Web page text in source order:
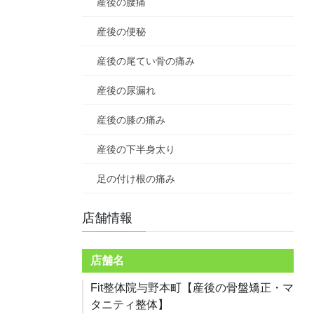
産後の便秘
産後の尾てい骨の痛み
産後の尿漏れ
産後の膝の痛み
産後の下半身太り
足の付け根の痛み
店舗情報
店舗名
Fit整体院与野本町【産後の骨盤矯正・マ
タニティ整体】